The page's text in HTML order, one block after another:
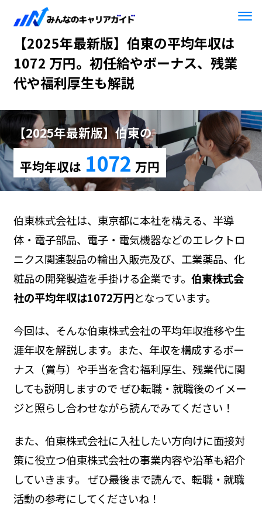
HOME 【2025年最新版】伯東
【2025年最新版】伯東の平均年収は
1072 万円。初任給やボーナス、残業
代や福利厚生も解説
【2025年最新版】伯東の
平均年収は 1072 万円
伯東株式会社は、東京都に本社を構える、半導
体・電子部品、電子・電気機器などのエレクトロ
ニクス関連製品の輸出入販売及び、工業薬品、化
粧品の開発製造を手掛ける企業です。 伯東株式会
社の平均年収は1072万円となっています。
今回は、そんな伯東株式会社の平均年収推移や生
涯年収を解説します。また、年収を構成するボー
ナス（賞与）や手当を含む福利厚生、残業代に関
しても説明しますので ぜひ転職・就職後のイメー
ジと照らし合わせながら読んでみてください！
また、伯東株式会社に入社したい方向けに面接対
策に役立つ伯東株式会社の事業内容や沿革も紹介
していきます。 ぜひ最後まで読んで、転職・就職
活動の参考にしてくださいね！